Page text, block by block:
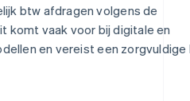
btw afdragen volgens de
komt vaak voor bij digitale en
en vereist een